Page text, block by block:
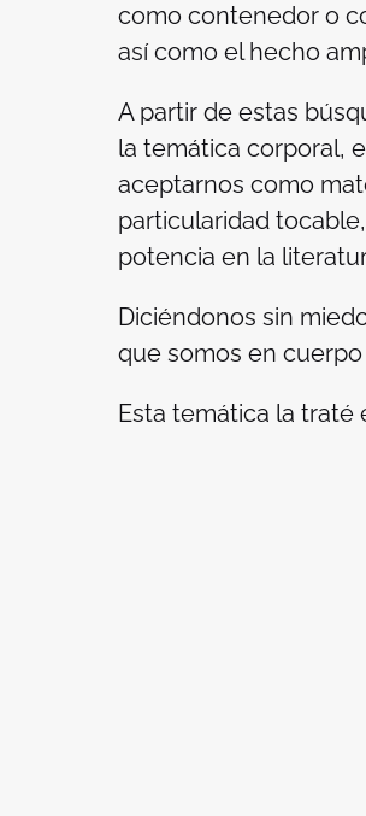
como contenedor o
así como el hecho
A partir de estas
la temática corporal,
aceptarnos como
particularidad
potencia en la
Diciéndonos sin
que somos en cuerpo
Esta temática la traté